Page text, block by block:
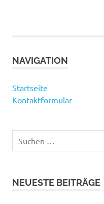
NAVIGATION
Startseite
Kontaktformular
nach:
NEUESTE BEITRÄGE